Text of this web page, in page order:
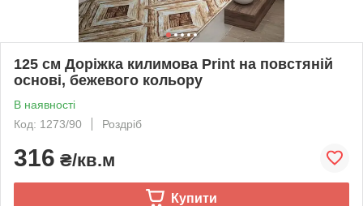
125 см Доріжка килимова Print на повстяній
основі, бежевого кольору
В наявності
Код: 1273/90
Роздріб
316 ₴/кв.м
Купити